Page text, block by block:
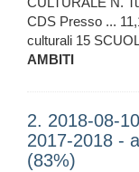
CDS Presso ...
culturali 15
AMBITI
2. 2018-08-
2017-2018 -
(83%)